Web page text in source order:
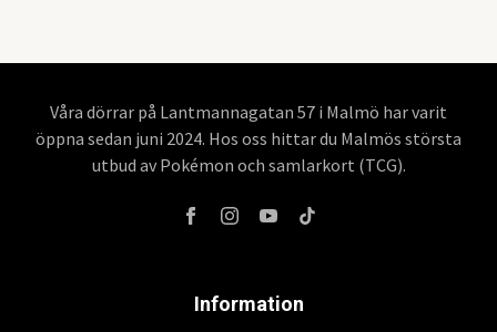
Våra dörrar på Lantmannagatan 57 i Malmö har varit
öppna sedan juni 2024. Hos oss hittar du Malmös största
utbud av Pokémon och samlarkort (TCG).
Information